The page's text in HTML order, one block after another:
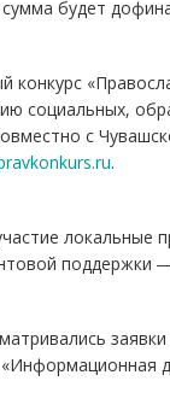
будет
конкурс
социальных,
с
.
локальные
поддержки
«Информационная